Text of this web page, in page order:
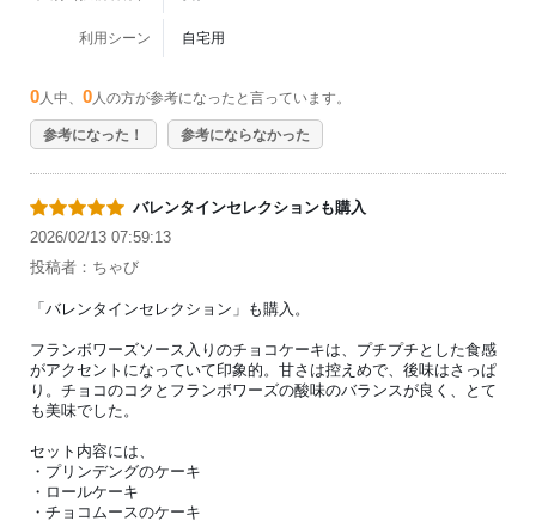
利用シーン 自宅用
0 人中、 0 人の方が参考になったと言っています。
参考になった！ 参考にならなかった
バレンタインセレクションも購入
2026/02/13 07:59:13
投稿者：ちゃび
「バレンタインセレクション」も購入。
フランボワーズソース入りのチョコケーキは、プチプチとした食感
がアクセントになっていて印象的。甘さは控えめで、後味はさっぱ
り。チョコのコクとフランボワーズの酸味のバランスが良く、とて
も美味でした。
セット内容には、
・プリンデングのケーキ
・ロールケーキ
・チョコムースのケーキ